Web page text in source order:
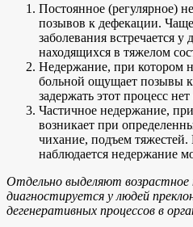
Постоянное (регулярное)
позывов к дефекации. Чаще
заболевания встречается
находящихся в тяжелом
Недержание, при котором
больной ощущает позывы
задержать этот процесс
Частичное недержание,
возникает при
чихание, подъем тяжестей.
наблюдается недержание
Отдельно выделяют возрастное
диагностируется у людей
дегенеративных процессов в